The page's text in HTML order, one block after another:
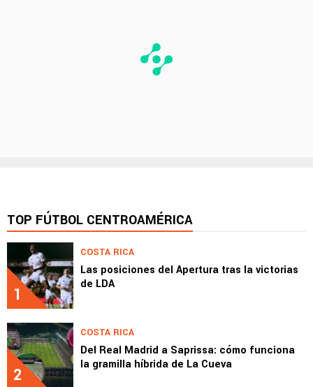
TOP FÚTBOL CENTROAMÉRICA
1
COSTA RICA
Las posiciones del Apertura tras la victorias
de LDA
2
COSTA RICA
Del Real Madrid a Saprissa: cómo funciona
la gramilla híbrida de La Cueva